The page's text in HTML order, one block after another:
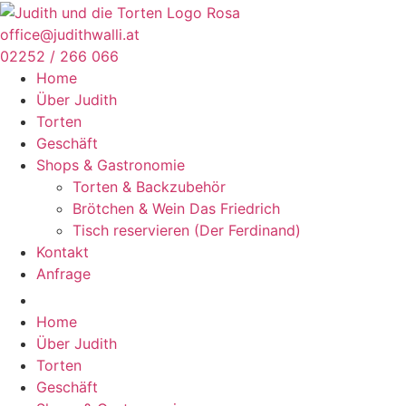
Zum
Inhalt
springen
office@judithwalli.at
02252 / 266 066
Home
Über Judith
Torten
Geschäft
Shops & Gastronomie
Torten & Backzubehör
Brötchen & Wein Das Friedrich
Tisch reservieren (Der Ferdinand)
Kontakt
Anfrage
Home
Über Judith
Torten
Geschäft